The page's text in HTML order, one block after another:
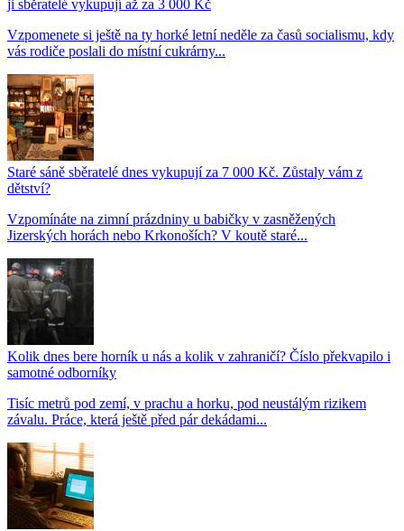
ji sběratelé vykupují až za 3 000 Kč
Vzpomenete si ještě na ty horké letní neděle za časů socialismu, kdy
vás rodiče poslali do místní cukrárny...
Staré sáně sběratelé dnes vykupují za 7 000 Kč. Zůstaly vám z
dětství?
Vzpomínáte na zimní prázdniny u babičky v zasněžených
Jizerských horách nebo Krkonoších? V koutě staré...
Kolik dnes bere horník u nás a kolik v zahraničí? Číslo překvapilo i
samotné odborníky
Tisíc metrů pod zemí, v prachu a horku, pod neustálým rizikem
závalu. Práce, která ještě před pár dekádami...